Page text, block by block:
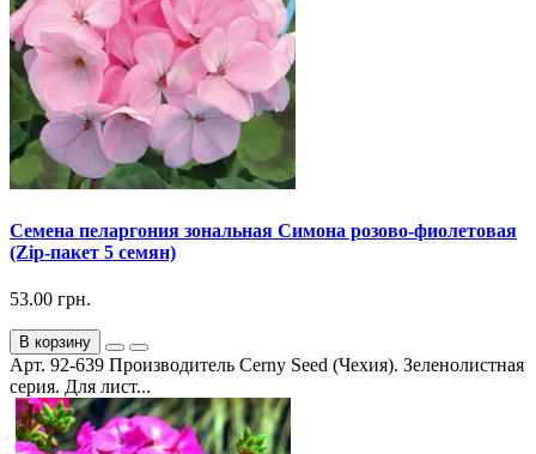
Семена пеларгония зональная Симона розово-фиолетовая
(Zip-пакет 5 семян)
53.00 грн.
В корзину
Арт. 92-639 Производитель Cerny Seed (Чехия). Зеленолистная
серия. Для лист...